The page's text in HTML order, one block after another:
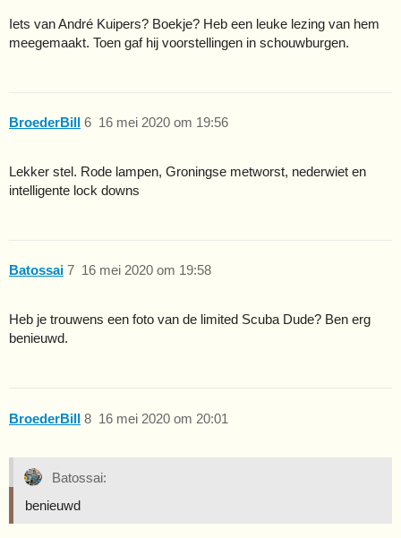
Iets van André Kuipers? Boekje? Heb een leuke lezing van hem
meegemaakt. Toen gaf hij voorstellingen in schouwburgen.
BroederBill 16 mei 2020 om 19:56
6
Lekker stel. Rode lampen, Groningse metworst, nederwiet en
intelligente lock downs
Batossai 16 mei 2020 om 19:58
7
Heb je trouwens een foto van de limited Scuba Dude? Ben erg
benieuwd.
BroederBill 16 mei 2020 om 20:01
8
Batossai:
benieuwd